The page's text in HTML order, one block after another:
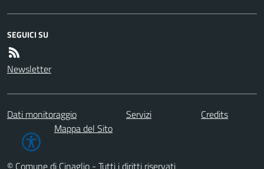
SEGUICI SU
Newsletter
Dati monitoraggio Servizi
Credits
Mappa del Sito
© Comune di Cinaglio - Tutti i diritti riservati